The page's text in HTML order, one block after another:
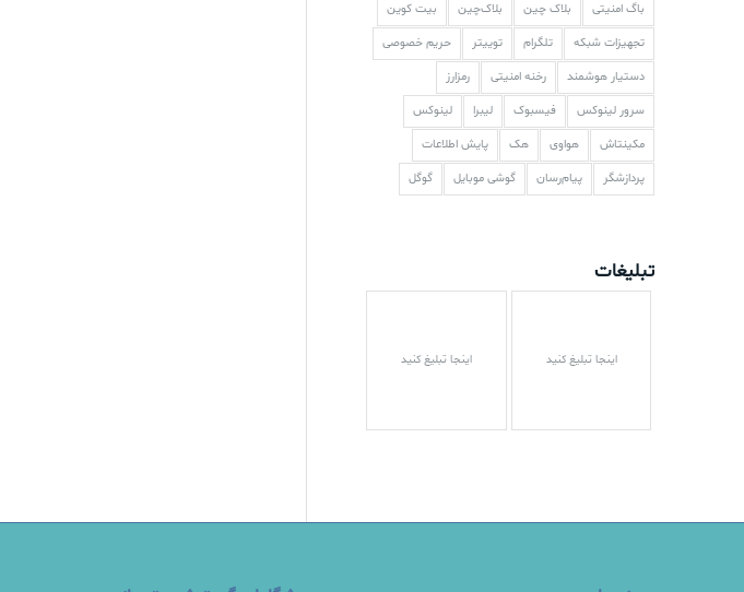
باگ امنیتی بلاک چین بلاک‌چین بیت کوین
تجهیزات شبکه تلگرام توییتر حریم خصوصی
دستیار هوشمند رخنه امنیتی رمزارز
سرور لینوکس فیسبوک لیبرا لینوکس
مکینتاش هواوی هک پایش اطلاعات
پردازشگر پیام‌رسان گوشی موبایل گوگل
تبلیغات
اینجا تبلیغ کنید اینجا تبلیغ کنید